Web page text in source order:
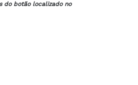
do botão localizado no